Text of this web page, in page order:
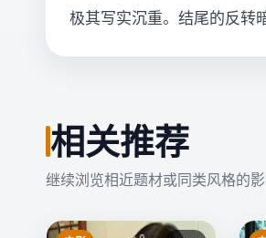
极其写实沉重。结尾的反转
相关推荐
继续浏览相近题材或同类风格的影